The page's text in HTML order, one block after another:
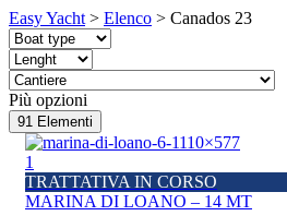
Easy Yacht > Elenco > Canados 23
Più opzioni
91 Elementi
1
TRATTATIVA IN CORSO
MARINA DI LOANO – 14 MT